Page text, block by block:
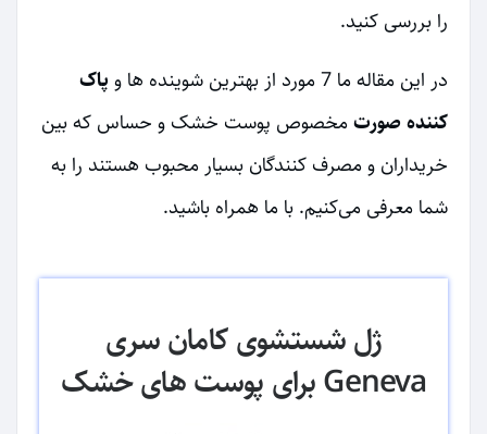
را بررسی کنید.
در این مقاله ما 7 مورد از بهترین شوینده ها و
پاک
کننده صورتمخصوص پوست خشک و حساس که بین
خریداران و مصرف کنندگان بسیار محبوب هستند را به
شما معرفی می‌کنیم. با ما همراه باشید.
ژل شستشوی کامان سری
Geneva برای پوست های خشک